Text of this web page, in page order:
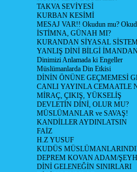
TAKVA SEVİYESİ
KURBAN KESİMİ
MESAJ VAR!! Okudun mu?
İSTİMNA, GÜNAH MI?
KURANDAN SİYASAL
YANLIŞ DİNİ BİLGİ
Dinimizi Anlamada ki Engeller
Müslümanlarda Din Etkisi
DİNİN ÖNÜNE GEÇMEMESİ
CANLI YAYINLA CEMAATLE
MİRAÇ, ÇIKIŞ, YÜKSELİŞ
DEVLETİN DİNİ, OLUR MU?
MÜSLÜMANLAR ve SAVAŞ!
KANDİLLER AYDINLATSIN
FAİZ
H.Z YUSUF
KUDÜS
DEPREM KOVAN ADAM/ŞEYH
DİNİ GELENEĞİN SINIRLARI